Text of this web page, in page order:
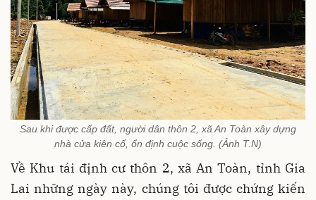
Sau khi được cấp đất, người dân thôn 2, xã An Toàn xây dựng
nhà cửa kiên cố, ổn định cuộc sống. (Ảnh T.N)
Về Khu tái định cư thôn 2, xã An Toàn, tỉnh Gia
Lai những ngày này, chúng tôi được chứng kiến